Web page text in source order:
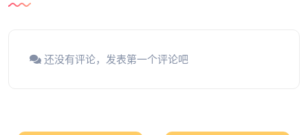
还没有评论，发表第一个评论吧